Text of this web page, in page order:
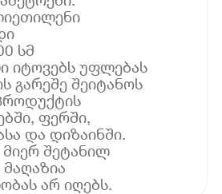
სმ
იტოვებს უფლებას
გარეშე შეიტანოს
ფერში,
და დიზაინში.
შეტანილ
არ იღებს.